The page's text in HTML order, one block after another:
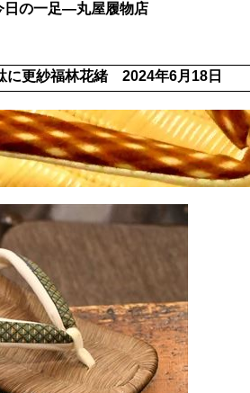
の一足―丸屋履物店
に更紗福林花緒 2024年6月18日